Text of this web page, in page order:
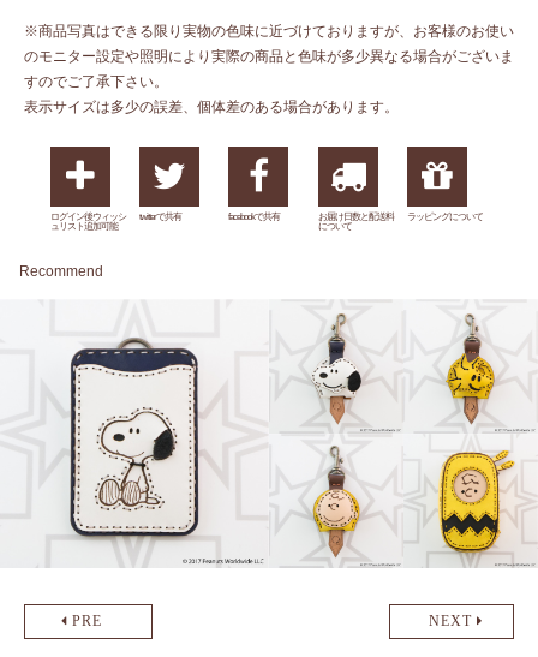
※商品写真はできる限り実物の色味に近づけておりますが、お客様のお使い
のモニター設定や照明により実際の商品と色味が多少異なる場合がございま
すのでご了承下さい。
表示サイズは多少の誤差、個体差のある場合があります。
ログイン後ウィッシ
ュリスト追加可能
twitterで共有 facebookで共有
お届け日数と配送料
について
ラッピングについて
Recommend